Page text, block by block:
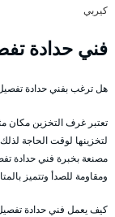
كيربي
فني حدادة
هل ترغب بفني حدادة
تعتبر غرف التخزين مكان
لتخزينها لوقت الحاجة
مصنعة بخبرة فني حدادة
ومقاومة للصدأ وتتميز
كيف يعمل فني حدادة